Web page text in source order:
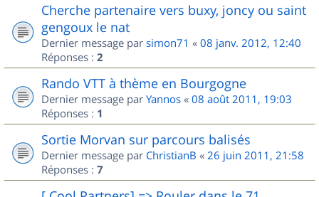
Cherche partenaire vers buxy, joncy ou saint
gengoux le nat
Dernier message par simon71 « 08 janv. 2012, 12:40
Réponses : 2
Rando VTT à thème en Bourgogne
Dernier message par Yannos « 08 août 2011, 19:03
Réponses : 1
Sortie Morvan sur parcours balisés
Dernier message par ChristianB « 26 juin 2011, 21:58
Réponses : 7